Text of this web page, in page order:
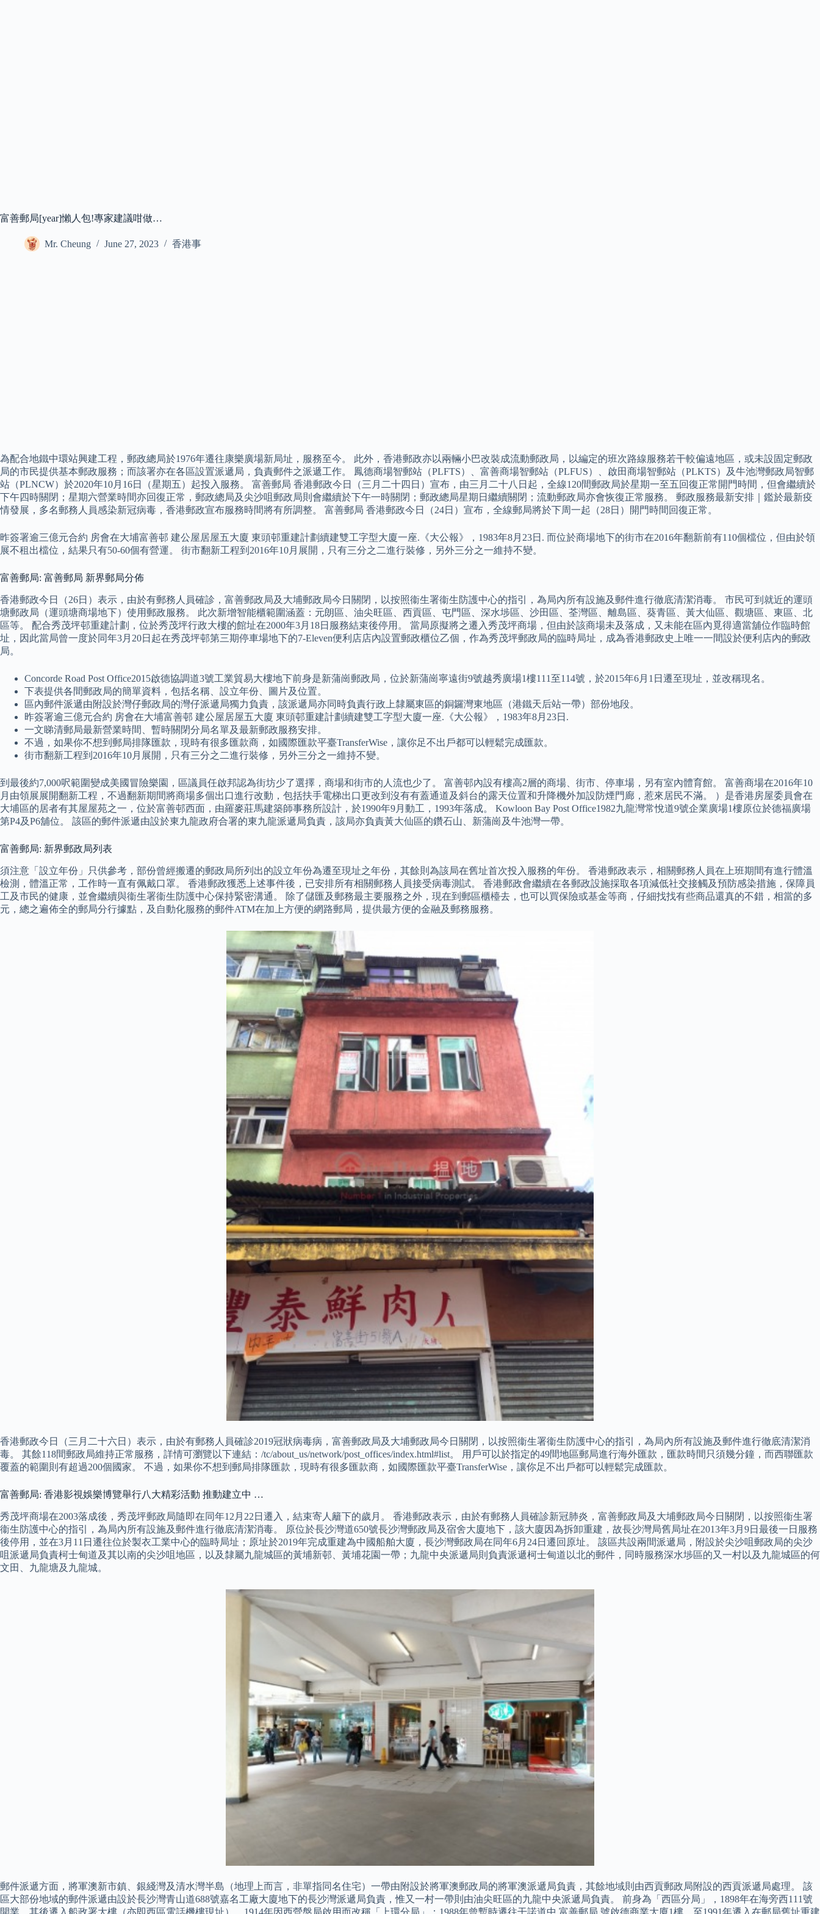
富善郵局[year]懶人包!專家建議咁做…
Mr. Cheung June 27, 2023 香港事
為配合地鐵中環站興建工程，郵政總局於1976年遷往康樂廣場新局址，服務至今。 此外，香港郵政亦以兩輛小巴改裝成流動郵政局，以編定的班次路線服務若干較偏遠地區，或未設固定郵政
局的市民提供基本郵政服務；而該署亦在各區設置派遞局，負責郵件之派遞工作。 鳳德商場智郵站（PLFTS）、富善商場智郵站（PLFUS）、啟田商場智郵站（PLKTS）及牛池灣郵政局智郵
站（PLNCW）於2020年10月16日（星期五）起投入服務。 富善郵局 ​香港郵政今日（三月二十四日）宣布，由三月二十八日起，全線120間郵政局於星期一至五回復正常開門時間，但會繼續於
下午四時關閉；星期六營業時間亦回復正常，郵政總局及尖沙咀郵政局則會繼續於下午一時關閉；郵政總局星期日繼續關閉；流動郵政局亦會恢復正常服務。 郵政服務最新安排｜鑑於最新疫
情發展，多名郵務人員感染新冠病毒，香港郵政宣布服務時間將有所調整。 富善郵局 香港郵政今日（24日）宣布，全線郵局將於下周一起（28日）開門時間回復正常。
昨簽署逾三億元合約 房會在大埔富善邨 建公屋居屋五大廈 東頭邨重建計劃續建雙工字型大廈一座.《大公報》，1983年8月23日. 而位於商場地下的街市在2016年翻新前有110個檔位，但由於領
展不租出檔位，結果只有50-60個有營運。 街市翻新工程到2016年10月展開，只有三分之二進行裝修，另外三分之一維持不變。
富善郵局: 富善郵局 新界郵局分佈
​香港郵政今日（26日）表示，由於有郵務人員確診，富善郵政局及大埔郵政局今日關閉，以按照衞生署衞生防護中心的指引，為局內所有設施及郵件進行徹底清潔消毒。 市民可到就近的運頭
塘郵政局（運頭塘商場地下）使用郵政服務。 此次新增智能櫃範圍涵蓋：元朗區、油尖旺區、西貢區、屯門區、深水埗區、沙田區、荃灣區、離島區、葵青區、黃大仙區、觀塘區、東區、北
區等。 配合秀茂坪邨重建計劃，位於秀茂坪行政大樓的館址在2000年3月18日服務結束後停用。 當局原擬將之遷入秀茂坪商場，但由於該商場未及落成，又未能在區內覓得適當舖位作臨時館
址，因此當局曾一度於同年3月20日起在秀茂坪邨第三期停車場地下的7-Eleven便利店店內設置郵政櫃位乙個，作為秀茂坪郵政局的臨時局址，成為香港郵政史上唯一一間設於便利店內的郵政
局。
Concorde Road Post Office2015啟德協調道3號工業貿易大樓地下前身是新蒲崗郵政局，位於新蒲崗寧遠街9號越秀廣場1樓111至114號，於2015年6月1日遷至現址，並改稱現名。
下表提供各間郵政局的簡單資料，包括名稱、設立年份、圖片及位置。
區內郵件派遞由附設於灣仔郵政局的灣仔派遞局獨力負責，該派遞局亦同時負責行政上隸屬東區的銅鑼灣東地區（港鐵天后站一帶）部份地段。
昨簽署逾三億元合約 房會在大埔富善邨 建公屋居屋五大廈 東頭邨重建計劃續建雙工字型大廈一座.《大公報》，1983年8月23日.
一文睇清郵局最新營業時間、暫時關閉分局名單及最新郵政服務安排。
不過，如果你不想到郵局排隊匯款，現時有很多匯款商，如國際匯款平臺TransferWise，讓你足不出戶都可以輕鬆完成匯款。
街市翻新工程到2016年10月展開，只有三分之二進行裝修，另外三分之一維持不變。
到最後約7,000呎範圍變成美國冒險樂園，區議員任啟邦認為街坊少了選擇，商場和街市的人流也少了。 富善邨內設有樓高2層的商場、街市、停車場，另有室內體育館。 富善商場在2016年10
月由領展展開翻新工程，不過翻新期間將商場多個出口進行改動，包括扶手電梯出口更改到沒有有蓋通道及斜台的露天位置和升降機外加設防煙門廊，惹來居民不滿。 ）是香港房屋委員會在
大埔區的居者有其屋屋苑之一，位於富善邨西面，由羅麥莊馬建築師事務所設計，於1990年9月動工，1993年落成。 Kowloon Bay Post Office1982九龍灣常悅道9號企業廣場1樓原位於德福廣場
第P4及P6舖位。 該區的郵件派遞由設於東九龍政府合署的東九龍派遞局負責，該局亦負責黃大仙區的鑽石山、新蒲崗及牛池灣一帶。
富善郵局: 新界郵政局列表
須注意「設立年份」只供參考，部份曾經搬遷的郵政局所列出的設立年份為遷至現址之年份，其餘則為該局在舊址首次投入服務的年份。 香港郵政表示，相關郵務人員在上班期間有進行體溫
檢測，體溫正常，工作時一直有佩戴口罩。 香港郵政獲悉上述事件後，已安排所有相關郵務人員接受病毒測試。 香港郵政會繼續在各郵政設施採取各項減低社交接觸及預防感染措施，保障員
工及市民的健康，並會繼續與衞生署衞生防護中心保持緊密溝通。 除了儲匯及郵務最主要服務之外，現在到郵區櫃檯去，也可以買保險或基金等商，仔細找找有些商品還真的不錯，相當的多
元，總之遍佈全的郵局分行據點，及自動化服務的郵件ATM在加上方便的網路郵局，提供最方便的金融及郵務服務。
​香港郵政今日（三月二十六日）表示，由於有郵務人員確診2019冠狀病毒病，富善郵政局及大埔郵政局今日關閉，以按照衞生署衞生防護中心的指引，為局內所有設施及郵件進行徹底清潔消
毒。 其餘118間郵政局維持正常服務，詳情可瀏覽以下連結：/tc/about_us/network/post_offices/index.html#list。 用戶可以於指定的49間地區郵局進行海外匯款，匯款時間只須幾分鐘，而西聯匯款
覆蓋的範圍則有超過200個國家。 不過，如果你不想到郵局排隊匯款，現時有很多匯款商，如國際匯款平臺TransferWise，讓你足不出戶都可以輕鬆完成匯款。
富善郵局: 香港影視娛樂博覽舉行八大精彩活動 推動建立中 …
秀茂坪商場在2003落成後，秀茂坪郵政局隨即在同年12月22日遷入，結束寄人籬下的歲月。 香港郵政表示，由於有郵務人員確診新冠肺炎，富善郵政局及大埔郵政局今日關閉，以按照衞生署
衞生防護中心的指引，為局內所有設施及郵件進行徹底清潔消毒。 原位於長沙灣道650號長沙灣郵政局及宿舍大廈地下，該大廈因為拆卸重建，故長沙灣局舊局址在2013年3月9日最後一日服務
後停用，並在3月11日遷往位於製衣工業中心的臨時局址；原址於2019年完成重建為中國船舶大廈，長沙灣郵政局在同年6月24日遷回原址。 該區共設兩間派遞局，附設於尖沙咀郵政局的尖沙
咀派遞局負責柯士甸道及其以南的尖沙咀地區，以及隸屬九龍城區的黃埔新邨、黃埔花園一帶；九龍中央派遞局則負責派遞柯士甸道以北的郵件，同時服務深水埗區的又一村以及九龍城區的何
文田、九龍塘及九龍城。
郵件派遞方面，將軍澳新市鎮、銀綫灣及清水灣半島（地理上而言，非單指同名住宅）一帶由附設於將軍澳郵政局的將軍澳派遞局負責，其餘地域則由西貢郵政局附設的西貢派遞局處理。 該
區大部份地域的郵件派遞由設於長沙灣青山道688號嘉名工廠大廈地下的長沙灣派遞局負責，惟又一村一帶則由油尖旺區的九龍中央派遞局負責。 前身為「西區分局」，1898年在海旁西111號